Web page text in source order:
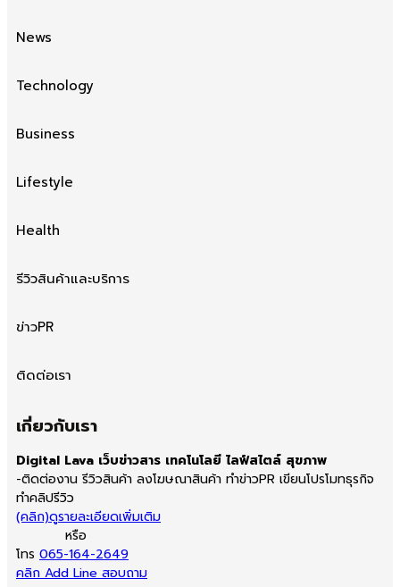
News
Technology
Business
Lifestyle
Health
รีวิวสินค้าและบริการ
ข่าวPR
ติดต่อเรา
เกี่ยวกับเรา
Digital Lava เว็บข่าวสาร เทคโนโลยี ไลฟ์สไตล์ สุขภาพ
-ติดต่องาน รีวิวสินค้า ลงโฆษณาสินค้า ทำข่าวPR เขียนโปรโมทธุรกิจ
ทำคลิปรีวิว
(คลิก)ดูรายละเอียดเพิ่มเติม
หรือ
โทร 065-164-2649
คลิก Add Line สอบถาม